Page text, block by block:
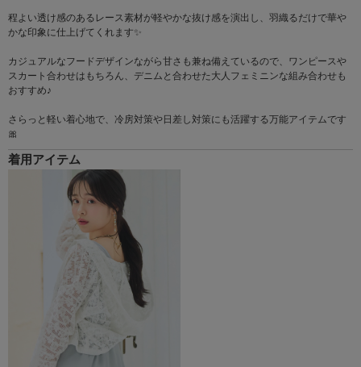
程よい透け感のあるレース素材が軽やかな抜け感を演出し、羽織るだけで華や
かな印象に仕上げてくれます✨
カジュアルなフードデザインながら甘さも兼ね備えているので、ワンピースや
スカート合わせはもちろん、デニムと合わせた大人フェミニンな組み合わせも
おすすめ♪
さらっと軽い着心地で、冷房対策や日差し対策にも活躍する万能アイテムです
🎀
着用アイテム